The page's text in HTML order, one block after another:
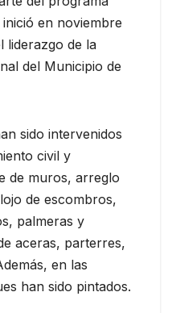
inició en noviembre
liderazgo de la
del Municipio de
sido intervenidos
civil y
de muros, arreglo
de escombros,
palmeras y
aceras, parterres,
en las
han sido pintados.